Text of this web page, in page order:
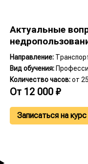
Актуальные
Направление:
Вид обучения:
Количество часов:от
От 12 000 ₽
Записаться на курс